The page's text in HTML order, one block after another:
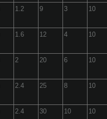
1.2 9 3 10
1.6 12 4 10
2 20 6 10
2.4 25 8 10
2.4 30 10 10